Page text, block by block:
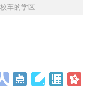
车的学区